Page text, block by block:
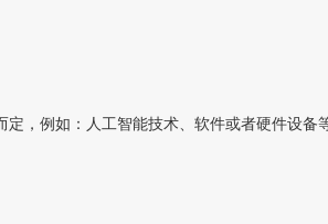
，例如：人工智能技术、软件或者硬件设备